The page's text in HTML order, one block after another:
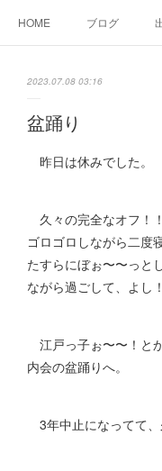
HOME ブログ
2023.07.08 03:16
盆踊り
昨日は休みでした。
久々の完全なオフ！
ゴロゴロしながら二度
たすらにぼぉ〜〜っと
ながら過ごして、よし
江戸っ子ぉ〜〜！と
内会の盆踊りへ。
3年中止になってて、